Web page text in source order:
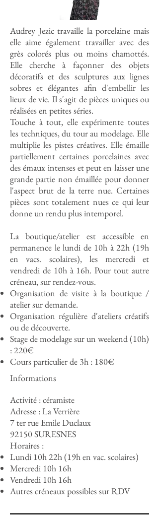
Audrey Jezic travaille la porcelaine mais
elle aime également travailler avec des
grès colorés plus ou moins chamottés.
Elle cherche à façonner des objets
décoratifs et des sculptures aux lignes
sobres et élégantes afin d'embellir les
lieux de vie. Il s'agit de pièces uniques ou
réalisées en petites séries.
Touche à tout, elle expérimente toutes
les techniques, du tour au modelage. Elle
multiplie les pistes créatives. Elle émaille
partiellement certaines porcelaines avec
des émaux intenses et peut en laisser une
grande partie non émaillée pour donner
l'aspect brut de la terre nue. Certaines
pièces sont totalement nues ce qui leur
donne un rendu plus intemporel.
La boutique/atelier est accessible en
permanence le lundi de 10h à 22h (19h
en vacs. scolaires), les mercredi et
vendredi de 10h à 16h. Pour tout autre
créneau, sur rendez-vous.
Organisation de visite à la boutique /
atelier sur demande.
Organisation régulière d'ateliers créatifs
ou de découverte.
Stage de modelage sur un weekend (10h)
: 220€
Cours particulier de 3h : 180€
Informations
Activité : céramiste
Adresse :La Verrière
7 ter rue Emile Duclaux
92150 SURESNES
Horaires :
Lundi 10h 22h (19h en vac. scolaires)
Mercredi 10h 16h
Vendredi 10h 16h
Autres créneaux possibles sur RDV